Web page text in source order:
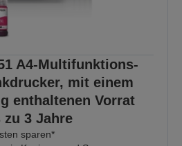
A4-Multifunktions-
mit einem
enthaltenen Vorrat
3 Jahre
sparen*